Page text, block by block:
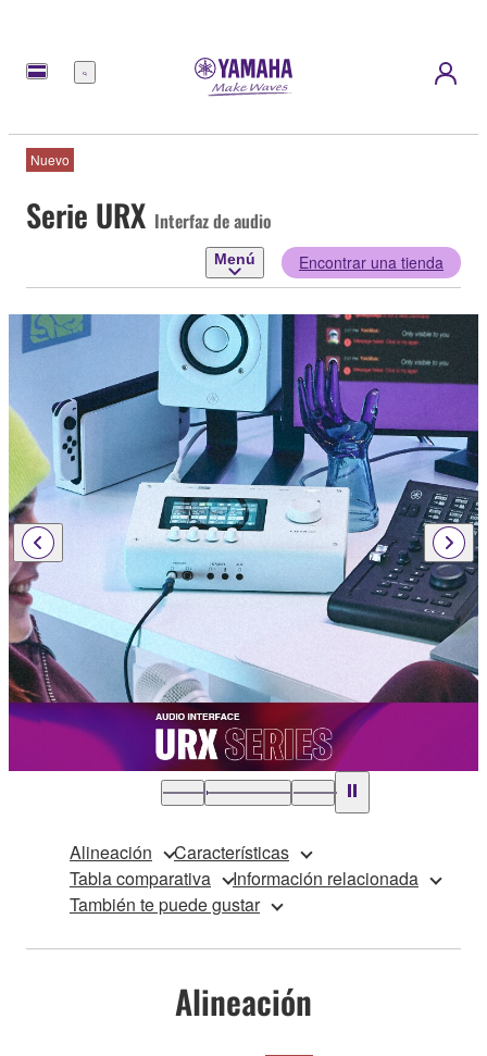
Menú
Nuevo
Serie URX Interfaz de audio
Menú Encontrar una tienda
Alineación
Características
Tabla comparativa
Información relacionada
También te puede gustar
Alineación